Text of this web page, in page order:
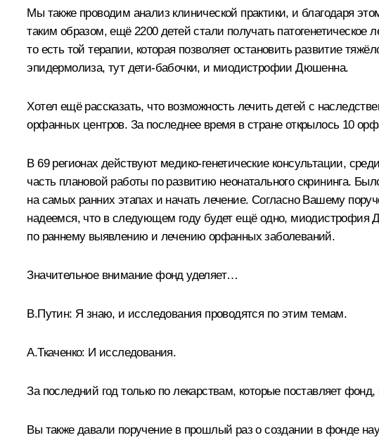
Мы также проводим анализ клинической практики, и благодаря
таким образом, ещё 2200 детей стали получать патогенетическое
то есть той терапии, которая позволяет остановить развитие
эпидермолиза, тут дети-бабочки, и миодистрофии Дюшенна.
Хотел ещё рассказать, что возможность лечить детей с
орфанных центров. За последнее время в стране открылось 10
В 69 регионах действуют медико-генетические консультации,
часть плановой работы по развитию неонатального скрининга.
на самых ранних этапах и начать лечение. Согласно Вашему
надеемся, что в следующем году будет ещё одно, миодистрофия
по раннему выявлению и лечению орфанных заболеваний.
Значительное внимание фонд уделяет…
В.Путин: Я знаю, и исследования проводятся по этим темам.
А.Ткаченко: И исследования.
За последний год только по лекарствам, которые поставляет
Вы также давали поручение в прошлый раз о создании в фонде